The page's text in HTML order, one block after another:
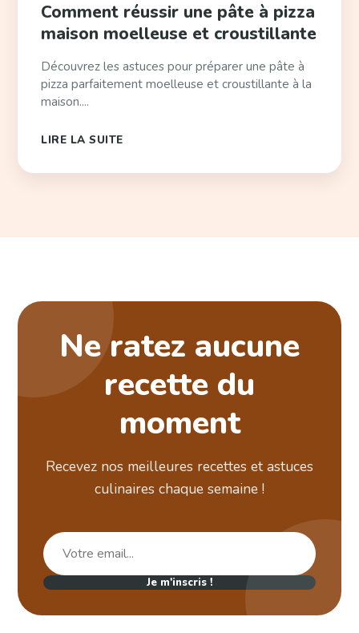
Comment réussir une pâte à pizza
maison moelleuse et croustillante
Découvrez les astuces pour préparer une pâte à
pizza parfaitement moelleuse et croustillante à la
maison....
LIRE LA SUITE
Ne ratez aucune
recette du
moment
Recevez nos meilleures recettes et astuces
culinaires chaque semaine !
Je m'inscris !